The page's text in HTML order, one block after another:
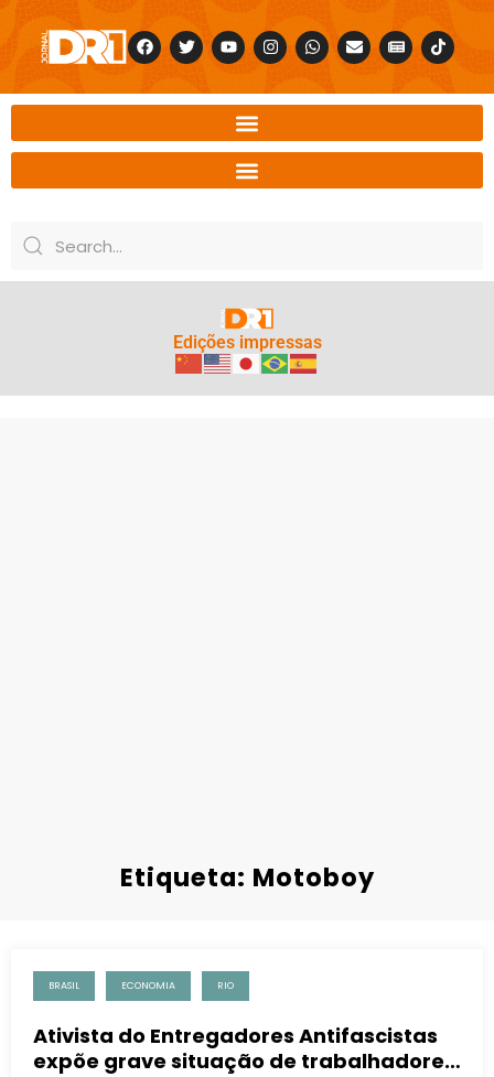
Edições impressas
Etiqueta: Motoboy
BRASIL ECONOMIA RIO
Ativista do Entregadores Antifascistas
expõe grave situação de trabalhadores